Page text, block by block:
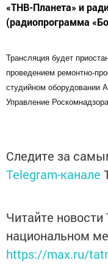
«ТНВ-Планета» и
(радиопрограмма
Трансляция будет
проведением ремонтно-
студийном оборудовании
Управление
Следите за
Telegram-канале
Читайте новости
национальном
https://max.ru/